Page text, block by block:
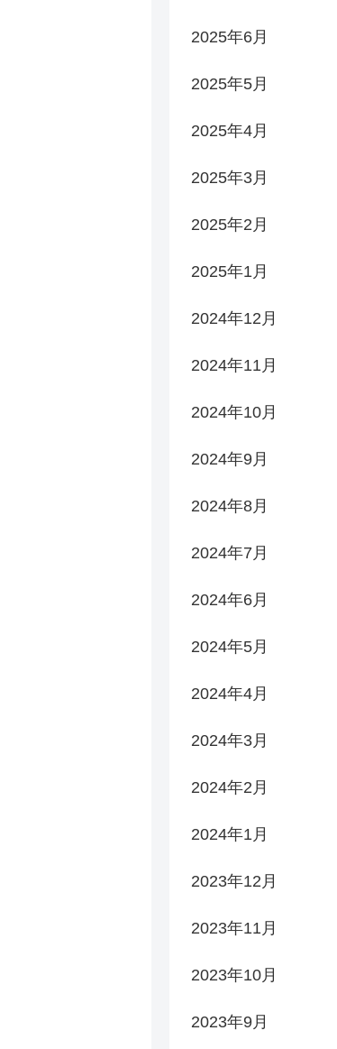
2025年6月
2025年5月
2025年4月
2025年3月
2025年2月
2025年1月
2024年12月
2024年11月
2024年10月
2024年9月
2024年8月
2024年7月
2024年6月
2024年5月
2024年4月
2024年3月
2024年2月
2024年1月
2023年12月
2023年11月
2023年10月
2023年9月